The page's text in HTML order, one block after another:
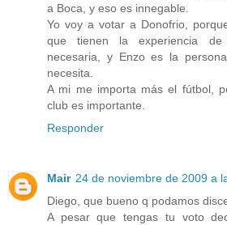
a Boca, y eso es innegable.
Yo voy a votar a Donofrio,
que tienen la experiencia de
necesaria, y Enzo es la
necesita.
A mi me importa más el fútbol,
club es importante.
Responder
Mair 24 de noviembre de 2009 a
Diego, que bueno q podamos
A pesar que tengas tu voto